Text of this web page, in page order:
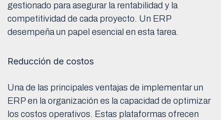
gestionado para asegurar la rentabilidad y la
competitividad de cada proyecto. Un ERP
desempeña un papel esencial en esta tarea.
Reducción de costos
Una de las principales ventajas de implementar un
ERP en la organización es la capacidad de optimizar
los costos operativos. Estas plataformas ofrecen